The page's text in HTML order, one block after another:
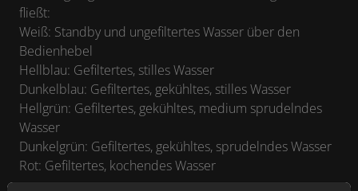
fließt:
Weiß: Standby und ungefiltertes Wasser über den
Bedienhebel
Hellblau: Gefiltertes, stilles Wasser
Dunkelblau: Gefiltertes, gekühltes, stilles Wasser
Hellgrün: Gefiltertes, gekühltes, medium sprudelndes
Wasser
Dunkelgrün: Gefiltertes, gekühltes, sprudelndes Wasser
Rot: Gefiltertes, kochendes Wasser